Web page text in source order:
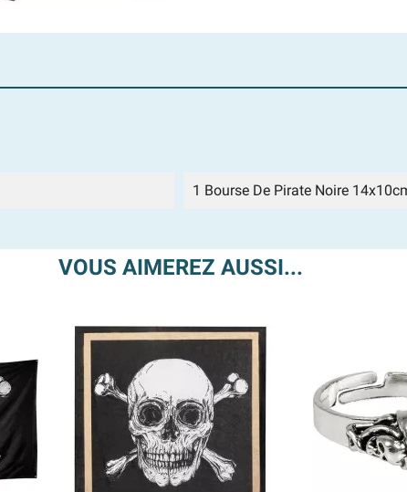
1 Bourse De Pirate Noire
VOUS AIMEREZ AUSSI...